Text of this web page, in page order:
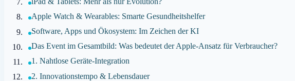
Apple Watch & Wearables: Smarte Gesundheitshelfer
Software, Apps und Ökosystem: Im Zeichen der KI
Das Event im Gesamtbild: Was bedeutet der Apple-Ansatz für Verbraucher?
1. Nahtlose Geräte-Integration
2. Innovationstempo & Lebensdauer